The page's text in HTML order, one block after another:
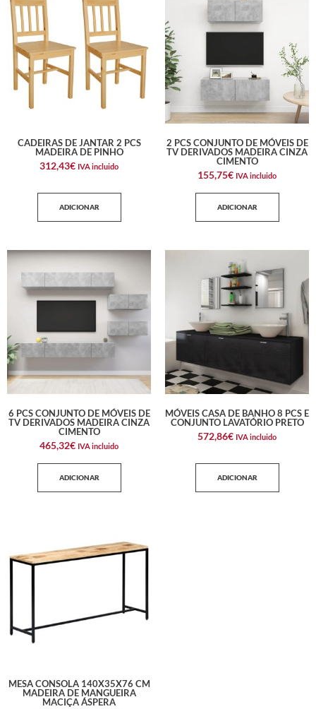
CADEIRAS DE JANTAR 2 PCS
MADEIRA DE PINHO
312,43€ IVA incluido
ADICIONAR
2 PCS CONJUNTO DE MÓVEIS DE
TV DERIVADOS MADEIRA CINZA
CIMENTO
155,75€ IVA incluido
ADICIONAR
6 PCS CONJUNTO DE MÓVEIS DE
TV DERIVADOS MADEIRA CINZA
CIMENTO
465,32€ IVA incluido
ADICIONAR
MÓVEIS CASA DE BANHO 8 PCS E
CONJUNTO LAVATÓRIO PRETO
572,86€ IVA incluido
ADICIONAR
MESA CONSOLA 140X35X76 CM
MADEIRA DE MANGUEIRA
MACIÇA ÁSPERA